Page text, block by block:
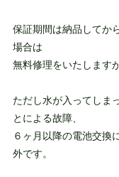
保証期間は納品してか
場合は
無料修理をいたします
ただし水が入ってしま
とによる故障、
６ヶ月以降の電池交換
外です。